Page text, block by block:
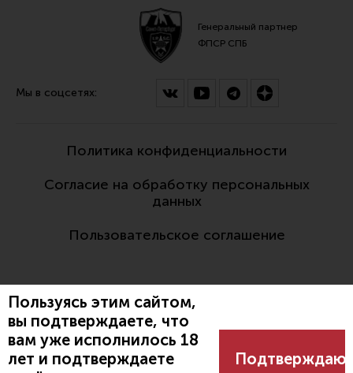
Пользуясь этим сайтом,
вы подтверждаете, что
вам уже исполнилось 18
лет и подтверждаете
Подтверждаю
Генеральный партнер
ФПСР СПБ
Мы в соцсетях:
Политика конфиденциальности
Согласие на обработку персональных
данных
Пользовательское соглашение
Разработано: